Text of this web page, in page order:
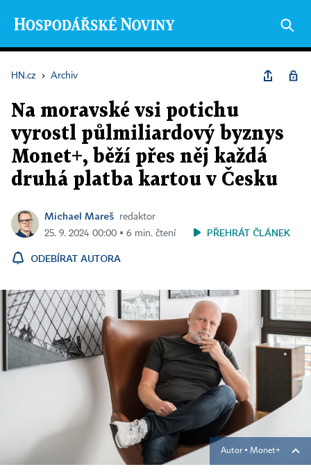
HN.cz › Archiv
Na moravské vsi potichu
vyrostl půlmiliardový byznys
Monet+, běží přes něj každá
druhá platba kartou v Česku
Michael Mareš
redaktor
25. 9. 2024 00:00 ▪ 6 min. čtení
PŘEHRÁT ČLÁNEK
ODEBÍRAT AUTORA
Autor ▪ Monet+